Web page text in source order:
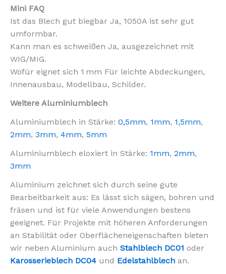
Mini FAQ
Ist das Blech gut biegbar Ja, 1050A ist sehr gut
umformbar.
Kann man es schweißen Ja, ausgezeichnet mit
WIG/MIG.
Wofür eignet sich 1 mm Für leichte Abdeckungen,
Innenausbau, Modellbau, Schilder.
Weitere Aluminiumblech
Aluminiumblech in Stärke: 0,5mm, 1mm, 1,5mm,
2mm, 3mm, 4mm, 5mm
Aluminiumblech eloxiert in Stärke: 1mm, 2mm,
3mm
Aluminium zeichnet sich durch seine gute
Bearbeitbarkeit aus: Es lässt sich sägen, bohren und
fräsen und ist für viele Anwendungen bestens
geeignet. Für Projekte mit höheren Anforderungen
an Stabilität oder Oberflächeneigenschaften bieten
wir neben Aluminium auch Stahlblech DC01 oder
Karosserieblech DC04 und Edelstahlblech an.